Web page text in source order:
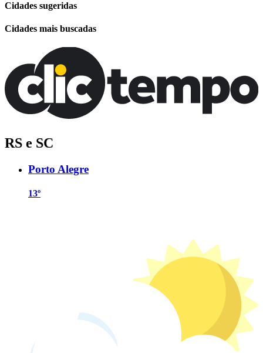
Cidades sugeridas
Cidades mais buscadas
RS e SC
Porto Alegre
13º